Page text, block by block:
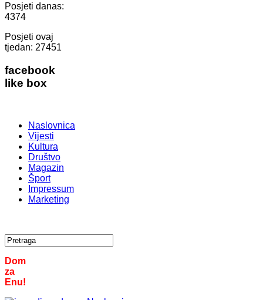
Posjeti danas:
4374
Posjeti ovaj
tjedan: 27451
facebook
like box
Naslovnica
Vijesti
Kultura
Društvo
Magazin
Šport
Impressum
Marketing
Dom
za
Enu!